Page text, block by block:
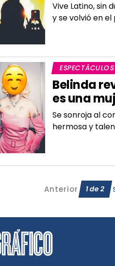
Vive Latino, sin
y se volvió en el
ESPECTÁCULOS
Belinda
es una
Se sonroja al
hermosa y
Anterior 1de2